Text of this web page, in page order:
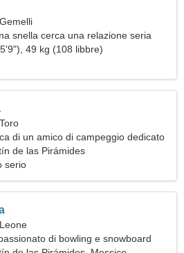
snella cerca una relazione seria
49 kg (108 libbre)
di un amico di campeggio dedicato
de las Pirámides
serio
di bowling e snowboard